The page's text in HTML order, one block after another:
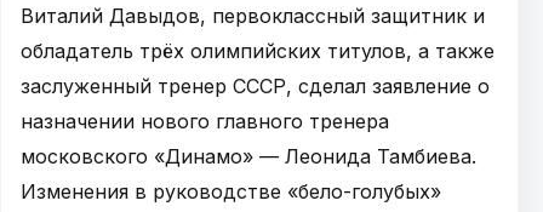
Виталий Давыдов, первоклассный защитник и
обладатель трёх олимпийских титулов, а также
заслуженный тренер СССР, сделал заявление о
назначении нового главного тренера
московского «Динамо» — Леонида Тамбиева.
Изменения в руководстве «бело-голубых»